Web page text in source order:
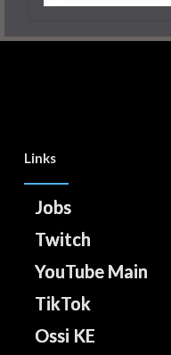
Links
Jobs
Twitch
YouTube Main
TikTok
Ossi KE